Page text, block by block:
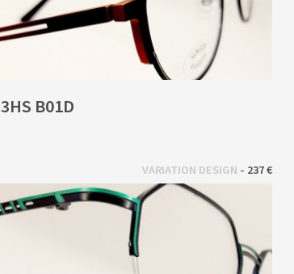
3HS B01D
VARIATION DESIGN - 237 €